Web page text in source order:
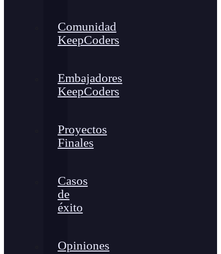
Comunidad
KeepCoders
Embajadores
KeepCoders
Proyectos
Finales
Casos
de
éxito
Opiniones